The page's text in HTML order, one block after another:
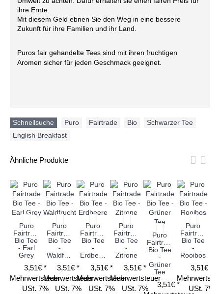
ihre Ernte.
Mit diesem Geld ebnen Sie den Weg in eine bessere
Zukunft für ihre Familien und ihr Land.
Puros fair gehandelte Tees sind mit ihren fruchtigen
Aromen sicher für jeden Geschmack geeignet.
Schnellsuche Puro Fairtrade Bio Schwarzer Tee
English Breakfast
Ähnliche Produkte
Puro
Fairtrade
Bio Tee
- Earl
Grey
3,51€ *
Mehrwertsteuer
USt. 7%
Puro
Fairtrade
Bio Tee
-
Waldfrucht
3,51€ *
Mehrwertsteuer
USt. 7%
Puro
Fairtrade
Bio Tee
-
Erdbeere
3,51€ *
Mehrwertsteuer
USt. 7%
Puro
Fairtrade
Bio Tee
-
Zitrone
3,51€ *
Mehrwertsteuer
USt. 7%
Puro
Fairtrade
Bio Tee
-
Grüner
Tee
3,51€ *
Puro
Fairtrade
Bio Tee
-
Rooibos
3,51€ *
USt. 7%